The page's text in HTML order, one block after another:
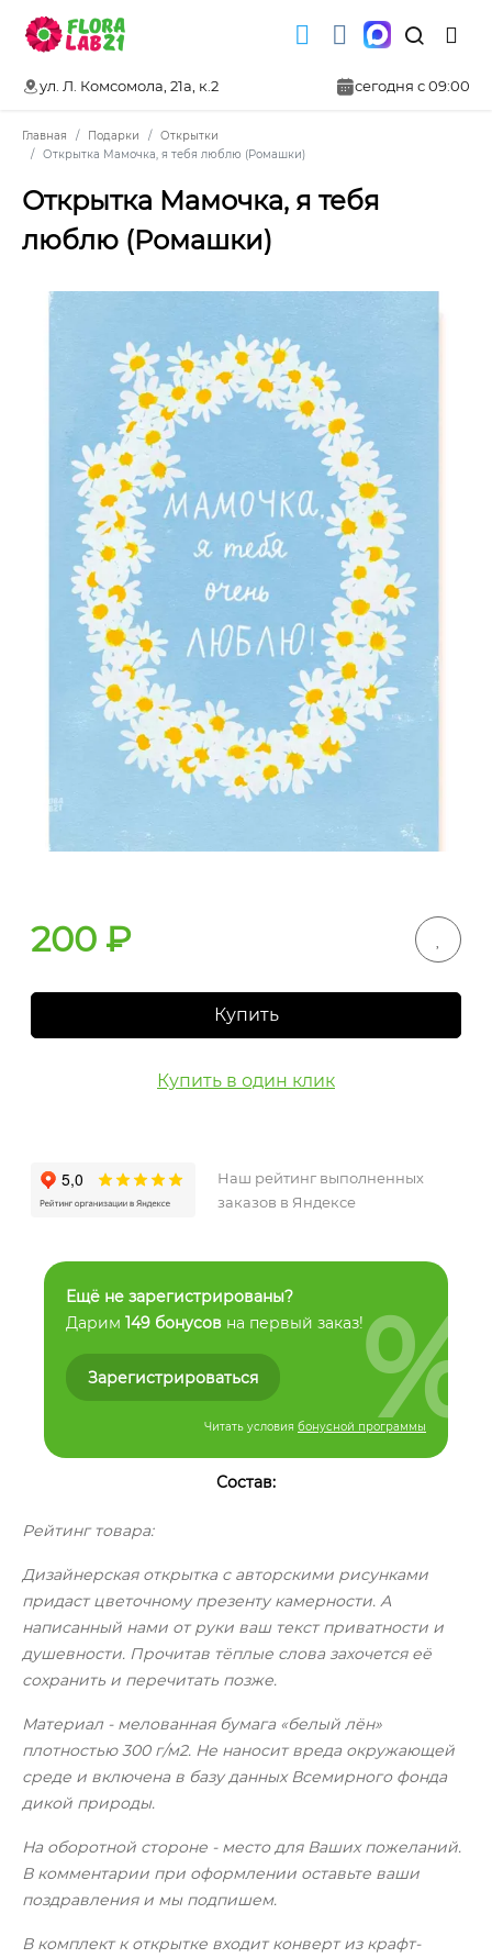
ул. Л. Комсомола, 21а, к.2 сегодня с 09:00
Главная Подарки
Открытки
Открытка Мамочка, я тебя люблю (Ромашки)
Открытка Мамочка, я тебя
люблю (Ромашки)
200 ₽
Купить
Купить в один клик
Наш рейтинг выполненных
заказов в Яндексе
Ещё не зарегистрированы?
Дарим 149 бонусов на первый заказ!
Зарегистрироваться
Читать условия бонусной программы
%
Состав:
Рейтинг товара:
Дизайнерская открытка с авторскими рисунками
придаст цветочному презенту камерности. А
написанный нами от руки ваш текст приватности и
душевности. Прочитав тёплые слова захочется её
сохранить и перечитать позже.
Материал - мелованная бумага «белый лён»
плотностью 300 г/м2. Не наносит вреда окружающей
среде и включена в базу данных Всемирного фонда
дикой природы.
На оборотной стороне - место для Ваших пожеланий.
В комментарии при оформлении оставьте ваши
поздравления и мы подпишем.
В комплект к открытке входит конверт из крафт-